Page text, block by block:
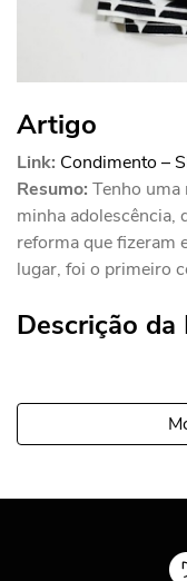
Artigo
Link: Condimento –
Resumo: Tenho
minha adolescência,
reforma que fizeram
lugar, foi o primeiro
Descrição da